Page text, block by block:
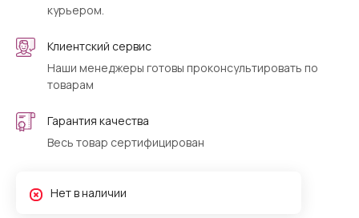
курьером.
Клиентский сервис
Наши менеджеры готовы проконсультировать по
товарам
Гарантия качества
Весь товар сертифицирован
Нет в наличии